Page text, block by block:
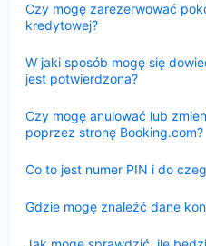
Czy mogę zarezerwować
kredytowej?
W jaki sposób mogę się
jest potwierdzona?
Czy mogę anulować lub
poprzez stronę Booking.com?
Co to jest numer PIN i do
Gdzie mogę znaleźć dane